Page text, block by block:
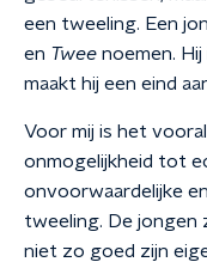
een tweeling. Een
en Twee noemen.
maakt hij een eind
Voor mij is het
onmogelijkheid tot
onvoorwaardelijke
tweeling. De jongen
niet zo goed zijn